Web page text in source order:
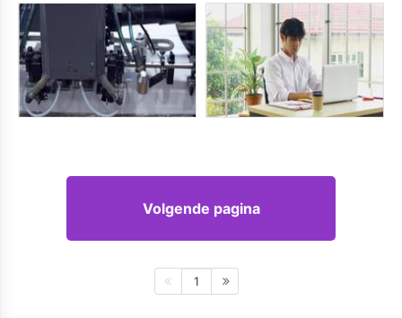
Volgende pagina
1